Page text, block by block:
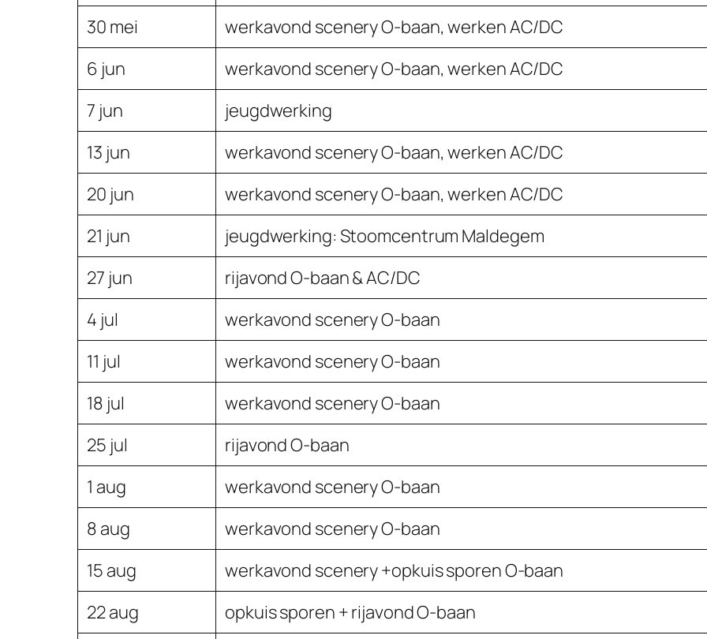
30 mei
werkavond scenery O-baan, werken AC/DC
6 jun
werkavond scenery O-baan, werken AC/DC
7 jun
jeugdwerking
13 jun
werkavond scenery O-baan, werken AC/DC
20 jun
werkavond scenery O-baan, werken AC/DC
21 jun
jeugdwerking: Stoomcentrum Maldegem
27 jun
rijavond O-baan & AC/DC
4 jul
werkavond scenery O-baan
11 jul
werkavond scenery O-baan
18 jul
werkavond scenery O-baan
25 jul
rijavond O-baan
1 aug
werkavond scenery O-baan
8 aug
werkavond scenery O-baan
15 aug
werkavond scenery +opkuis sporen O-baan
22 aug
opkuis sporen + rijavond O-baan